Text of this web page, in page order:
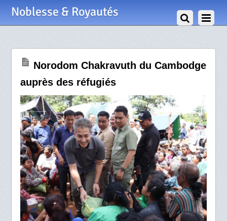
Noblesse & Royautés
Norodom Chakravuth du Cambodge
auprès des réfugiés